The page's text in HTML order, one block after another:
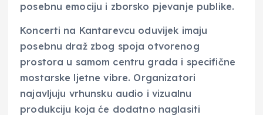
posebnu emociju i zborsko pjevanje publike.
Koncerti na Kantarevcu oduvijek imaju
posebnu draž zbog spoja otvorenog
prostora u samom centru grada i specifične
mostarske ljetne vibre. Organizatori
najavljuju vrhunsku audio i vizualnu
produkciju koja će dodatno naglasiti